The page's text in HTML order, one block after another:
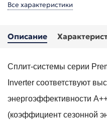
Все характеристики
Описание
Сплит-системы серии
Inverter соответствуют
энергоэффективности
(коэффициент сезонной